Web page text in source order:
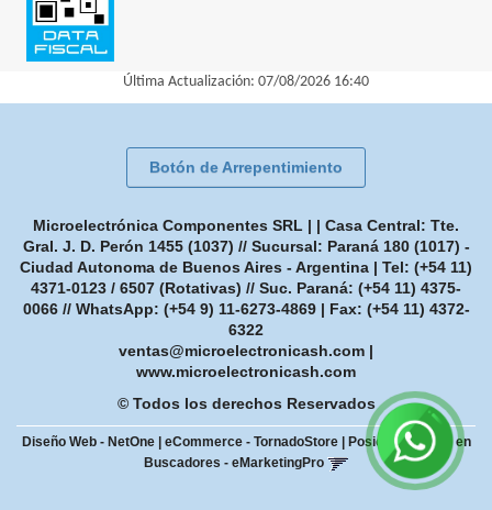
Última Actualización: 07/08/2026 16:40
Botón de Arrepentimiento
Microelectrónica Componentes SRL | | Casa Central: Tte.
Gral. J. D. Perón 1455 (1037) // Sucursal: Paraná 180 (1017) -
Ciudad Autonoma de Buenos Aires - Argentina | Tel: (+54 11)
4371-0123 / 6507 (Rotativas) // Suc. Paraná: (+54 11) 4375-
0066 // WhatsApp: (+54 9) 11-6273-4869| Fax: (+54 11) 4372-
6322
ventas@microelectronicash.com |
www.microelectronicash.com
© Todos los derechos Reservados
Diseño Web - NetOne| eCommerce - TornadoStore|
Posicionamiento en
Buscadores - eMarketingPro